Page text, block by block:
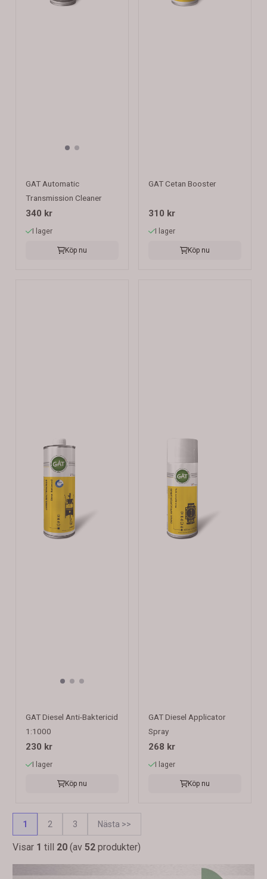
GAT Automatic
Transmission Cleaner
340 kr
I lager
Köp nu
GAT Cetan Booster
310 kr
I lager
Köp nu
GAT Diesel Anti-Baktericid
1:1000
230 kr
I lager
Köp nu
GAT Diesel Applicator
Spray
268 kr
I lager
Köp nu
1 2 3 Nästa >>
Visar 1 till 20 (av 52 produkter)